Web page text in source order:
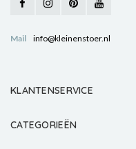
Mail info@kleinenstoer.nl
KLANTENSERVICE
CATEGORIEËN